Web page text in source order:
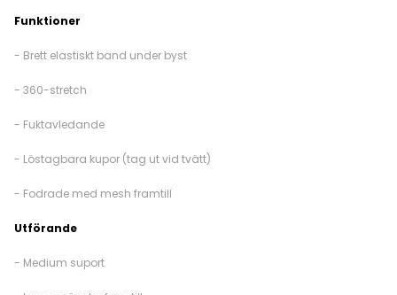
Funktioner
- Brett elastiskt band under byst
- 360-stretch
- Fuktavledande
- Löstagbara kupor (tag ut vid tvätt)
- Fodrade med mesh framtill
Utförande
- Medium suport